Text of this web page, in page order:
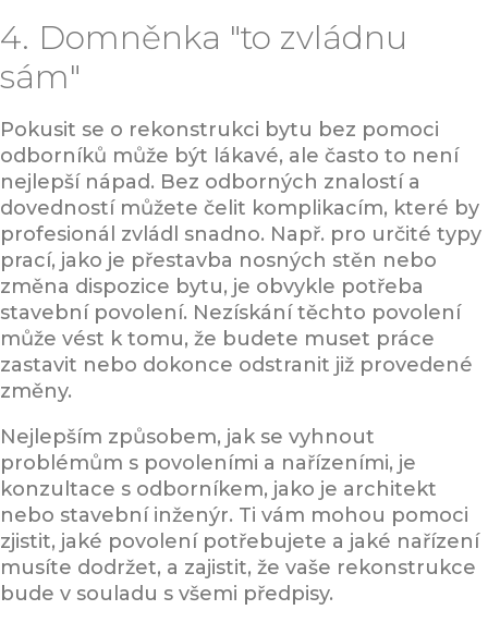
4. Domněnka "to zvládnu
sám"
Pokusit se o rekonstrukci bytu bez pomoci
odborníků může být lákavé, ale často to není
nejlepší nápad. Bez odborných znalostí a
dovedností můžete čelit komplikacím, které by
profesionál zvládl snadno. Např. pro určité typy
prací, jako je přestavba nosných stěn nebo
změna dispozice bytu, je obvykle potřeba
stavební povolení. Nezískání těchto povolení
může vést k tomu, že budete muset práce
zastavit nebo dokonce odstranit již provedené
změny.
Nejlepším způsobem, jak se vyhnout
problémům s povoleními a nařízeními, je
konzultace s odborníkem, jako je architekt
nebo stavební inženýr. Ti vám mohou pomoci
zjistit, jaké povolení potřebujete a jaké nařízení
musíte dodržet, a zajistit, že vaše rekonstrukce
bude v souladu s všemi předpisy.